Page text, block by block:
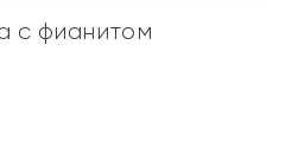
с фианитом